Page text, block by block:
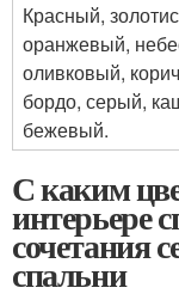
Красный,
оранжевый,
оливковый,
бордо, серый,
бежевый.
С каким
интерьере
сочетания
спальни